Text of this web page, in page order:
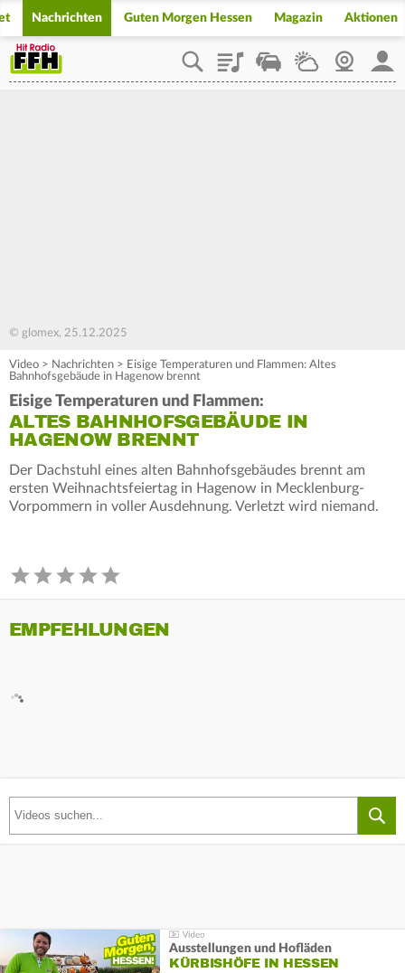
Nachrichten Guten Morgen Hessen Magazin Aktionen
PlaylistStaupilotWetterWebcam
© glomex, 25.12.2025
Video > Nachrichten > Eisige Temperaturen und Flammen: Altes
Bahnhofsgebäude in Hagenow brennt
Eisige Temperaturen und Flammen:
ALTES BAHNHOFSGEBÄUDE IN
HAGENOW BRENNT
Der Dachstuhl eines alten Bahnhofsgebäudes brennt am
ersten Weihnachtsfeiertag in Hagenow in Mecklenburg-
Vorpommern in voller Ausdehnung. Verletzt wird niemand.
EMPFEHLUNGEN
Ausstellungen und Hofläden
KÜRBISHÖFE IN HESSEN